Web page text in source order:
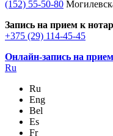
(152) 55-50-80
Запись на прием к
+375 (29) 114-45-45
Онлайн-запись на
Ru
Ru
Eng
Bel
Es
Fr